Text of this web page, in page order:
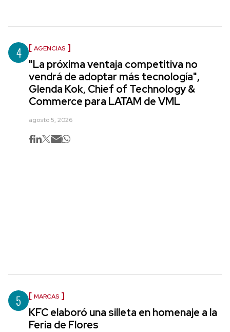
4 AGENCIAS
"La próxima ventaja competitiva no
vendrá de adoptar más tecnología",
Glenda Kok, Chief of Technology &
Commerce para LATAM de VML
agosto 5, 2026
5 MARCAS
KFC elaboró una silleta en homenaje a la
Feria de Flores